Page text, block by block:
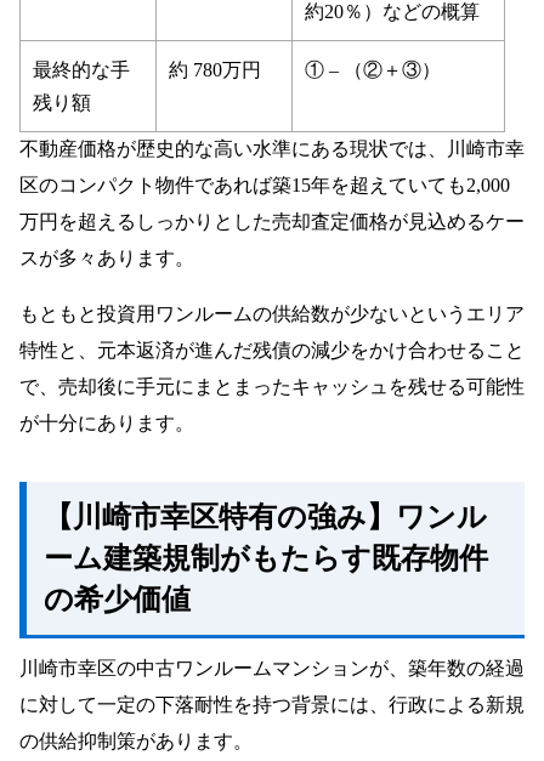
約20％）などの概算
最終的な手
残り額
約 780万円 ① – （②＋③）
不動産価格が歴史的な高い水準にある現状では、川崎市幸
区のコンパクト物件であれば築15年を超えていても2,000
万円を超えるしっかりとした売却査定価格が見込めるケー
スが多々あります。
もともと投資用ワンルームの供給数が少ないというエリア
特性と、元本返済が進んだ残債の減少をかけ合わせること
で、売却後に手元にまとまったキャッシュを残せる可能性
が十分にあります。
【川崎市幸区特有の強み】ワンル
ーム建築規制がもたらす既存物件
の希少価値
川崎市幸区の中古ワンルームマンションが、築年数の経過
に対して一定の下落耐性を持つ背景には、行政による新規
の供給抑制策があります。